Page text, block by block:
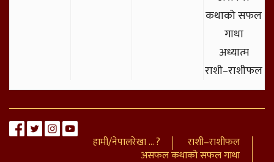
कथाको सफल
गाथा
अध्यात्म
राशी–राशीफल
हामी/नेपालरेखा ... ?
राशी–राशीफल
असफल कथाको सफल गाथा